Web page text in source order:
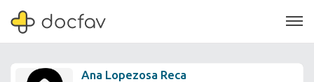
Ana Lopezosa Reca